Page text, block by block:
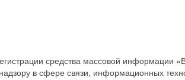
средства массовой информации
в сфере связи, информационных